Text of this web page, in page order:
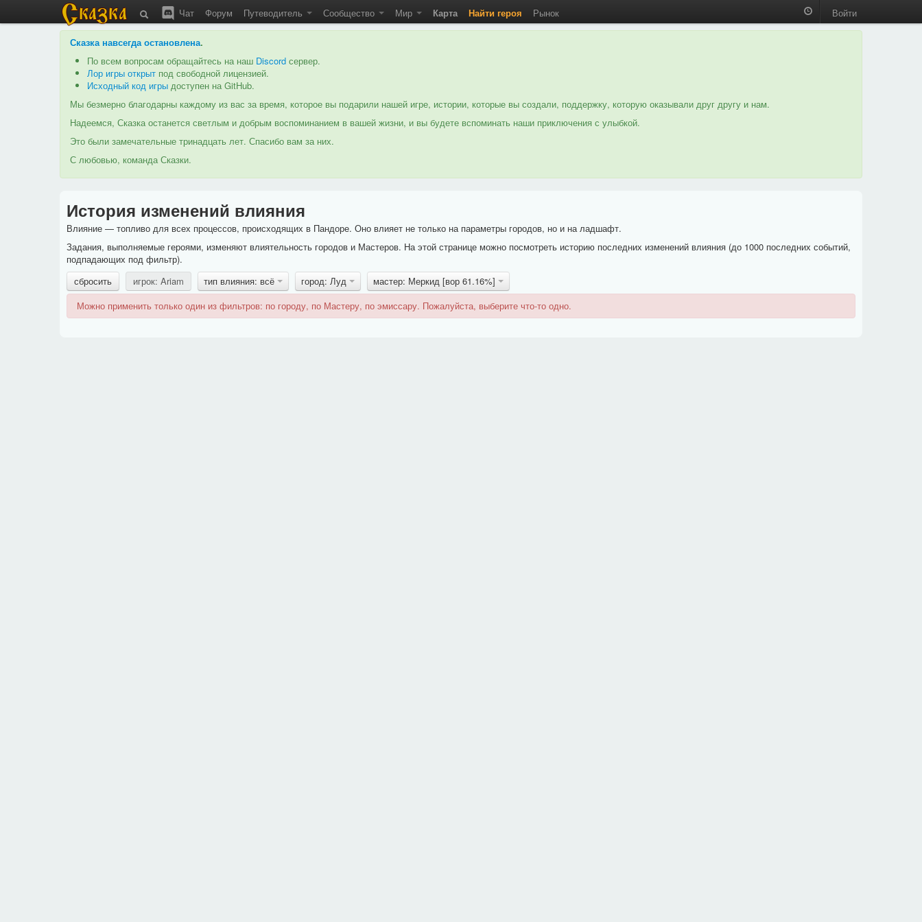
Чат Форум Путеводитель Сообщество Мир Карта Найти героя Рынок Войти
Сказка навсегда остановлена.
По всем вопросам обращайтесь на наш Discord сервер.
Лор игры открыт под свободной лицензией.
Исходный код игры доступен на GitHub.
Мы безмерно благодарны каждому из вас за время, которое вы подарили нашей игре, истории, которые вы создали, поддержку, которую оказывали друг другу и нам.
Надеемся, Сказка останется светлым и добрым воспоминанием в вашей жизни, и вы будете вспоминать наши приключения с улыбкой.
Это были замечательные тринадцать лет. Спасибо вам за них.
С любовью, команда Сказки.
История изменений влияния
Влияние — топливо для всех процессов, происходящих в Пандоре. Оно влияет не только на параметры городов, но и на ладшафт.
Задания, выполняемые героями, изменяют влиятельность городов и Мастеров. На этой странице можно посмотреть историю последних изменений влияния (до 1000 последних событий,
подпадающих под фильтр).
сбросить
игрок: Ariam тип влияния: всё город: Луд
мастер: Меркид [вор 61.16%]
Можно применить только один из фильтров: по городу, по Мастеру, по эмиссару. Пожалуйста, выберите что-то одно.